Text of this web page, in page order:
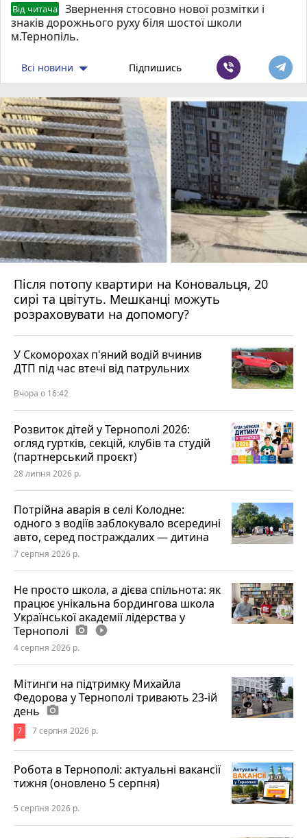
Від читача
Звернення стосовно нової розмітки і
знаків дорожнього руху біля шостої школи
м.Тернопіль.
Всі новини Підпишись
Після потопу квартири на Коновальця, 20
сирі та цвітуть. Мешканці можуть
розраховувати на допомогу?
У Скоморохах п'яний водій вчинив
ДТП під час втечі від патрульних
Вчора о 16:42
Розвиток дітей у Тернополі 2026:
огляд гуртків, секцій, клубів та студій
(партнерський проєкт)
28 липня 2026 р.
Потрійна аварія в селі Колодне:
одного з водіїв заблокувало всередині
авто, серед постраждалих — дитина
7 серпня 2026 р.
Не просто школа, а дієва спільнота: як
працює унікальна бордингова школа
Української академії лідерства у
Тернополі photo_camera play_circle_filled
4 серпня 2026 р.
Мітинги на підтримку Михайла
Федорова у Тернополі тривають 23-ій
день photo_camera
7 7 серпня 2026 р.
Робота в Тернополі: актуальні вакансії
тижня (оновлено 5 серпня)
5 серпня 2026 р.